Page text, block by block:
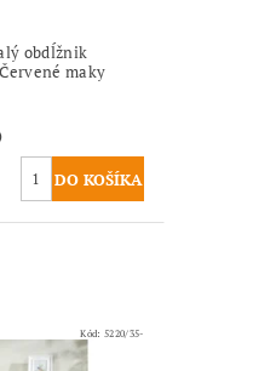
obdĺžnik
maky
Kód: 5220/35-